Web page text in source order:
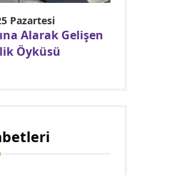
Pazartesi
Alarak Gelişen
Öyküsü